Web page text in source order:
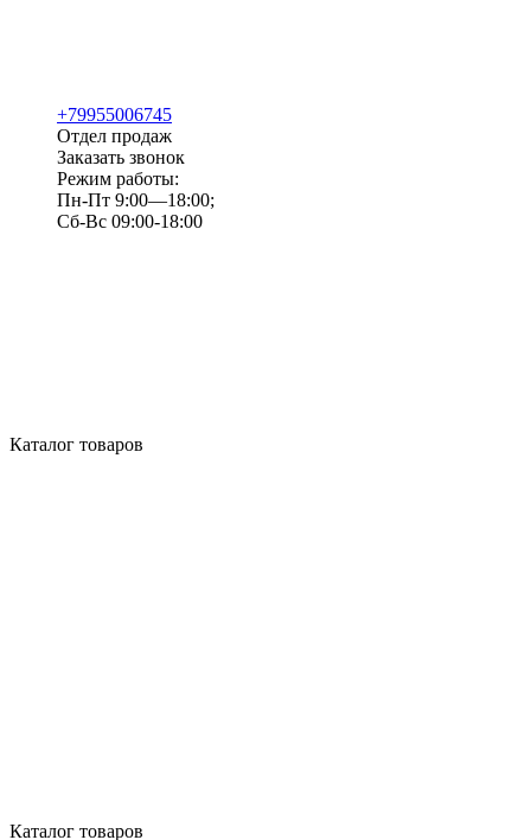
+79955006745
Отдел продаж
Заказать звонок
Режим работы:
Пн-Пт 9:00—18:00;
Сб-Вс 09:00-18:00
Каталог товаров
Каталог товаров